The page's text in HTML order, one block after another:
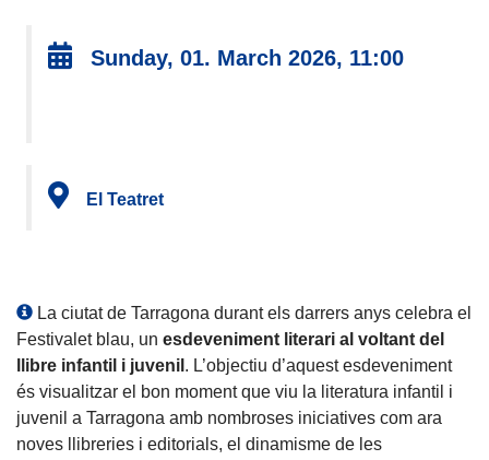
Sunday, 01. March 2026, 11:00
El Teatret
La ciutat de Tarragona durant els darrers anys celebra el
Festivalet blau, un esdeveniment literari al voltant del
llibre infantil i juvenil . L’objectiu d’aquest esdeveniment
és visualitzar el bon moment que viu la literatura infantil i
juvenil a Tarragona amb nombroses iniciatives com ara
noves llibreries i editorials, el dinamisme de les